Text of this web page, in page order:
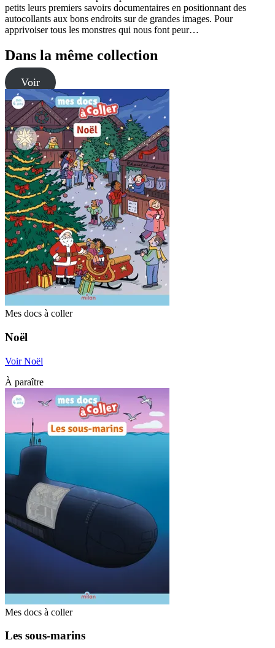
petits leurs premiers savoirs documentaires en positionnant des
autocollants aux bons endroits sur de grandes images. Pour
apprivoiser tous les monstres qui nous font peur…
Dans la même collection
Voir
Mes docs à coller
Noël
Voir Noël
À paraître
Mes docs à coller
Les sous-marins